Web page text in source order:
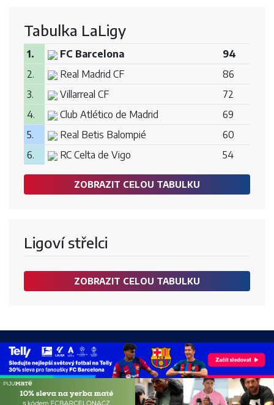
Tabulka LaLigy
1. FC Barcelona
94
2.
Real Madrid CF
86
3.
Villarreal CF
72
4.
Club Atlético de Madrid
69
5.
Real Betis Balompié
60
6.
RC Celta de Vigo 54
ZOBRAZIT CELOU TABULKU
Ligoví střelci
ZOBRAZIT CELOU TABULKU